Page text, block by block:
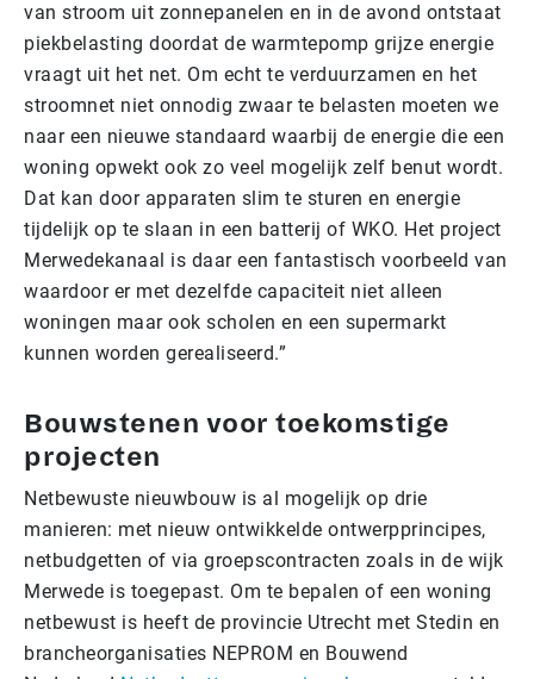
van stroom uit zonnepanelen en in de avond ontstaat
piekbelasting doordat de warmtepomp grijze energie
vraagt uit het net. Om echt te verduurzamen en het
stroomnet niet onnodig zwaar te belasten moeten we
naar een nieuwe standaard waarbij de energie die een
woning opwekt ook zo veel mogelijk zelf benut wordt.
Dat kan door apparaten slim te sturen en energie
tijdelijk op te slaan in een batterij of WKO. Het project
Merwedekanaal is daar een fantastisch voorbeeld van
waardoor er met dezelfde capaciteit niet alleen
woningen maar ook scholen en een supermarkt
kunnen worden gerealiseerd.”
Bouwstenen voor toekomstige
projecten
Netbewuste nieuwbouw is al mogelijk op drie
manieren: met nieuw ontwikkelde ontwerpprincipes,
netbudgetten of via groepscontracten zoals in de wijk
Merwede is toegepast. Om te bepalen of een woning
netbewust is heeft de provincie Utrecht met Stedin en
brancheorganisaties NEPROM en Bouwend